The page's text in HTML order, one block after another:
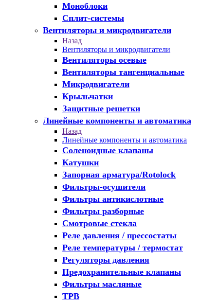
Моноблоки
Сплит-системы
Вентиляторы и микродвигатели
Назад
Вентиляторы и микродвигатели
Вентиляторы осевые
Вентиляторы тангенциальные
Микродвигатели
Крыльчатки
Защитные решетки
Линейные компоненты и автоматика
Назад
Линейные компоненты и автоматика
Соленоидные клапаны
Катушки
Запорная арматура/Rotolock
Фильтры-осушители
Фильтры антикислотные
Фильтры разборные
Смотровые стекла
Реле давления / прессостаты
Реле температуры / термостат
Регуляторы давления
Предохранительные клапаны
Фильтры масляные
ТРВ